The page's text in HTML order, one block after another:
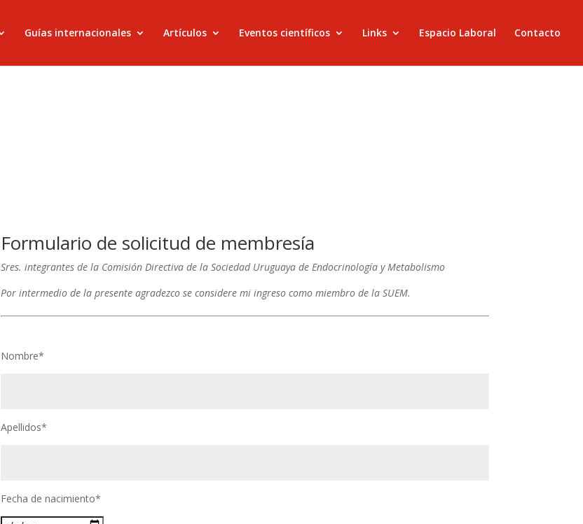
Guías internacionales Artículos Eventos científicos Links Espacio Laboral Contacto
Formulario de solicitud de membresía
Sres. integrantes de la Comisión Directivade la Sociedad Uruguaya de Endocrinología y Metabolismo
Por intermedio de la presente agradezco se considere mi ingreso como miembro de la SUEM.
Nombre*
Apellidos*
Fecha de nacimiento*